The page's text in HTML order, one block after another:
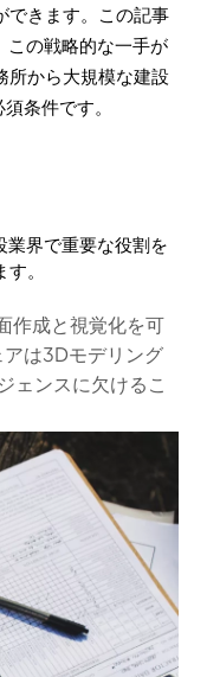
できます。この記事
この戦略的な一手が
所から大規模な建設
条件です。
業界で重要な役割を
。
作成と視覚化を可
は3Dモデリング
ェンスに欠けるこ